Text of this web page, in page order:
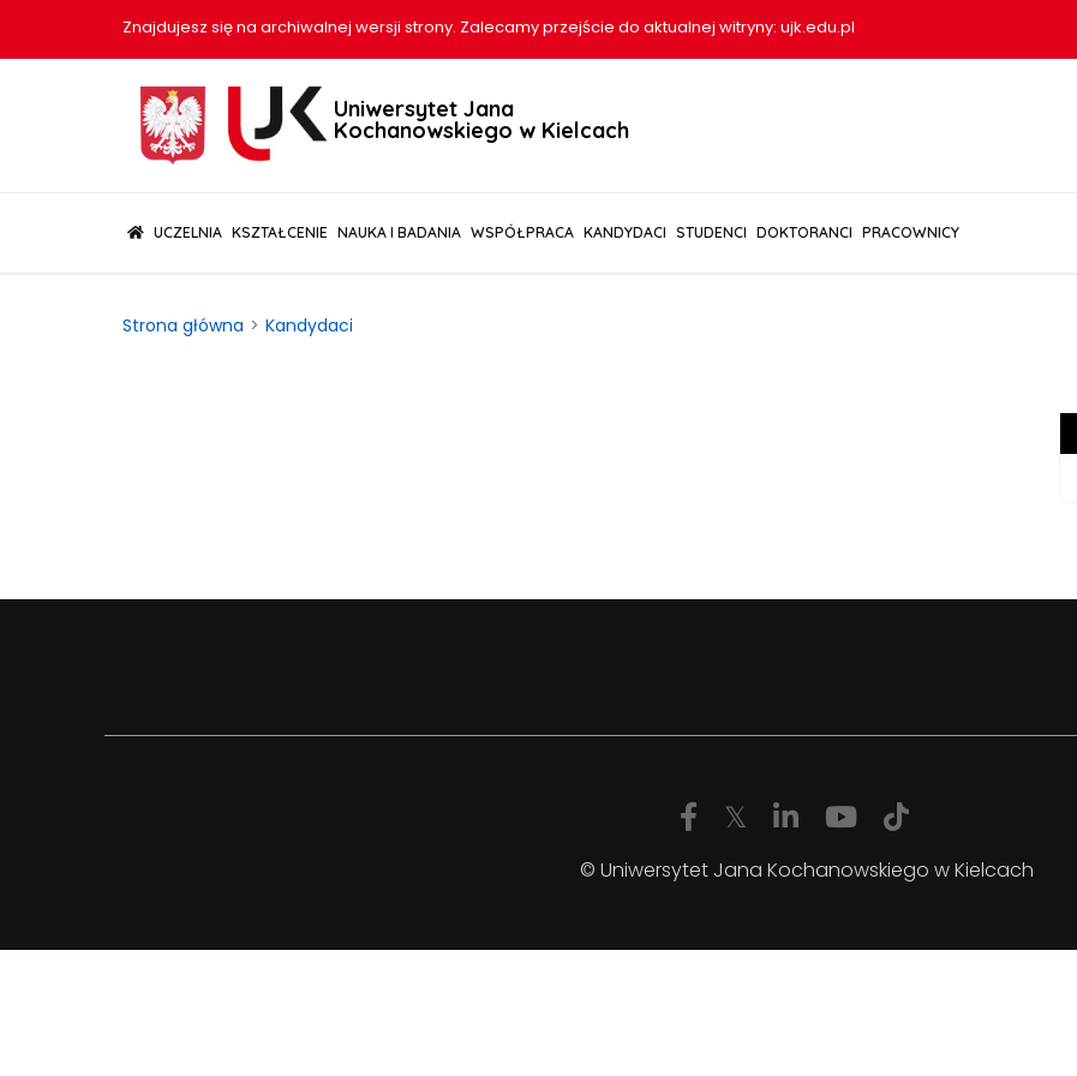
Znajdujesz się na archiwalnej wersji strony. Zalecamy przejście do aktualnej witryny: ujk.edu.pl
Uniwersytet Jana
Kochanowskiego w Kielcach
(CURRENT)
UCZELNIA KSZTAŁCENIE NAUKA I BADANIA WSPÓŁPRACA KANDYDACI STUDENCI DOKTORANCI PRACOWNICY
Strona główna Kandydaci
© Uniwersytet Jana Kochanowskiego w Kielcach